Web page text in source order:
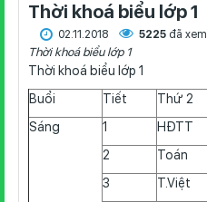
Thời khoá biểu lớp 1
02.11.2018 5225 đã xem
Thời khoá biểu lớp 1
Thời khoá biểu lớp 1
Buổi
Tiết Thứ 2
Sáng
1 HĐTT
2
Toán
3
T.Việt